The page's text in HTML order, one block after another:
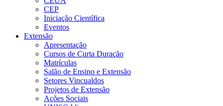
CEP
Iniciação Científica
Eventos
Extensão
Apresentação
Cursos de Curta Duração
Matrículas
Salão de Ensino e Extensão
Setores Vincualdos
Projetos de Extensão
Ações Sociais